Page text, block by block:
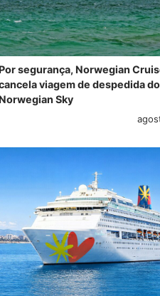
Por segurança, Norwegian
viagem de despedida do
Norwegian Sky